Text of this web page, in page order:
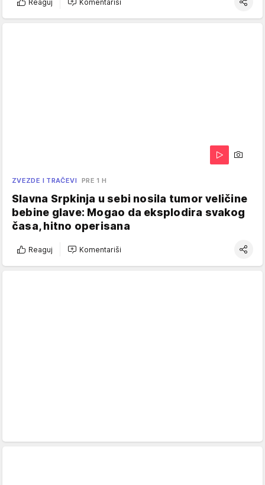
Reaguj Komentariši
ZVEZDE I TRAČEVI PRE 1 H
Slavna Srpkinja u sebi nosila tumor veličine
bebine glave: Mogao da eksplodira svakog
časa, hitno operisana
Reaguj Komentariši